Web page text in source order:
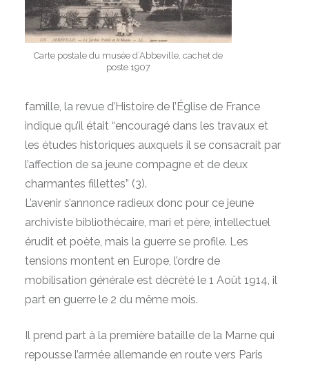
Carte postale du musée d’Abbeville, cachet de
poste 1907
famille, la revue d’Histoire de l’Église de France
indique qu’il était “encouragé dans les travaux et
les études historiques auxquels il se consacrait par
l’affection de sa jeune compagne et de deux
charmantes fillettes” (3).
L’avenir s’annonce radieux donc pour ce jeune
archiviste bibliothécaire, mari et père, intellectuel
érudit et poète, mais la guerre se profile. Les
tensions montent en Europe, l’ordre de
mobilisation générale est décrété le 1 Août 1914, il
part en guerre le 2 du même mois.
Il prend part à la première bataille de la Marne qui
repousse l’armée allemande en route vers Paris